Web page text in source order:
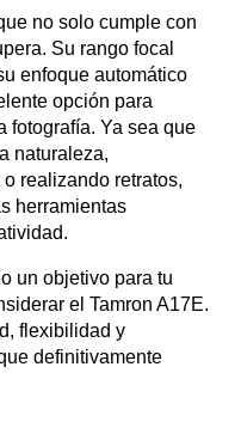
no solo cumple con
Su rango focal
enfoque automático
opción para
fotografía. Ya sea que
naturaleza,
realizando retratos,
herramientas
un objetivo para tu
el Tamron A17E.
flexibilidad y
definitivamente